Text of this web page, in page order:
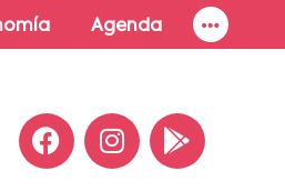
Agenda